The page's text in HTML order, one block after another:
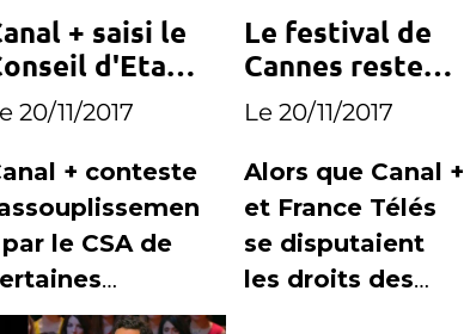
+ saisi le
d'Etat
attaque TF1
M6
20/11/2017
+ conteste
le CSA de
de
Le festival de
Cannes reste
sur Canal +
Le 20/11/2017
Alors que Canal +
et France Télés
se disputaient
les droits des